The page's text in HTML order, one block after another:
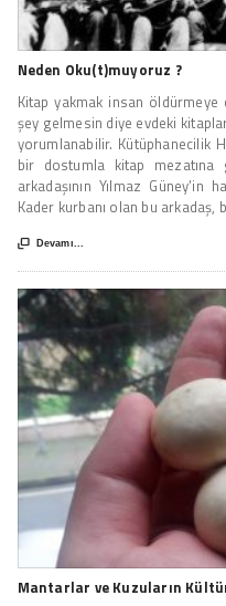
Neden Oku(t)muyoruz ?
Kitap yakmak insan
şey gelmesin diye evdeki
yorumlanabilir. Kütüphanecilik
bir dostumla kitap mezatına
arkadaşının Yılmaz Güney’in
Kader kurbanı olan bu arkadaş,
 Devamı...
Mantarlar ve Kuzuların